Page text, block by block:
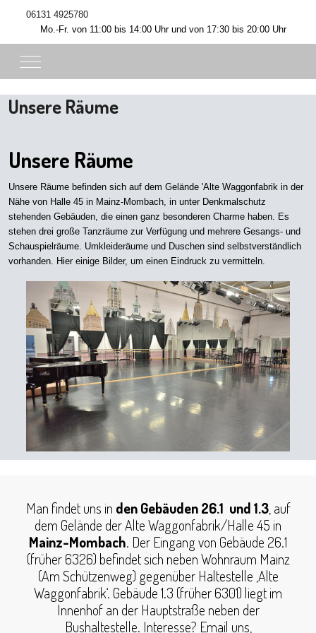
06131 4925780
Mo.-Fr. von 11:00 bis 14:00 Uhr und von 17:30 bis 20:00 Uhr
Mobile Menu Toggle
Unsere Räume
Unsere Räume
Unsere Räume befinden sich auf dem Gelände 'Alte Waggonfabrik in der
Nähe von Halle 45 in Mainz-Mombach, in unter Denkmalschutz
stehenden Gebäuden, die einen ganz besonderen Charme haben. Es
stehen drei große Tanzräume zur Verfügung und mehrere Gesangs- und
Schauspielräume. Umkleideräume und Duschen sind selbstverständlich
vorhanden. Hier einige Bilder, um einen Eindruck zu vermitteln.
Man findet uns in den Gebäuden 26.1 und 1.3, auf
dem Gelände der Alte Waggonfabrik/Halle 45 in
Mainz-Mombach. Der Eingang von Gebäude 26.1
(früher 6326) befindet sich neben Wohnraum Mainz
(Am Schützenweg) gegenüber Haltestelle ‚Alte
Waggonfabrik‘. Gebäude 1.3 (früher 6301) liegt im
Innenhof an der Hauptstraße neben der
Bushaltestelle. Interesse? Email uns,